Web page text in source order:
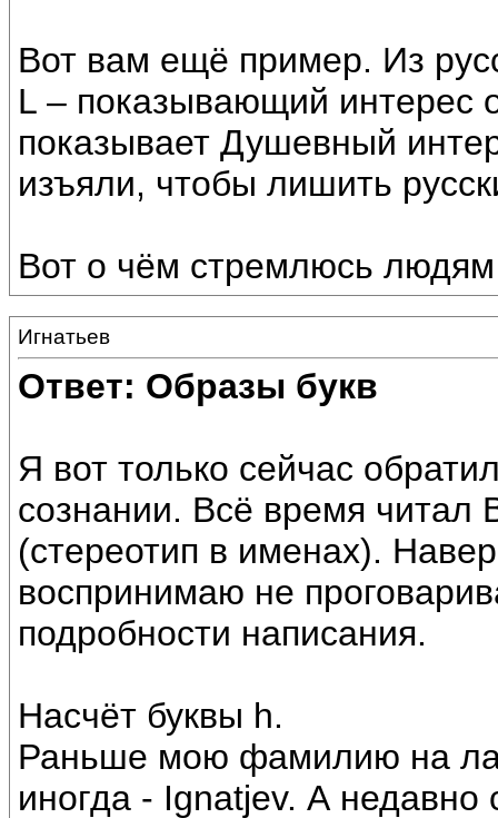
Вот вам ещё пример. Из
L – показывающий интерес
показывает Душевный
изъяли, чтобы лишить
Вот о чём стремлюсь людям
Игнатьев
Ответ: Образы букв
Я вот только сейчас
сознании. Всё время
(стереотип в именах).
воспринимаю не
подробности написания.
Насчёт буквы h.
Раньше мою фамилию на
иногда - Ignatjev. А недавно